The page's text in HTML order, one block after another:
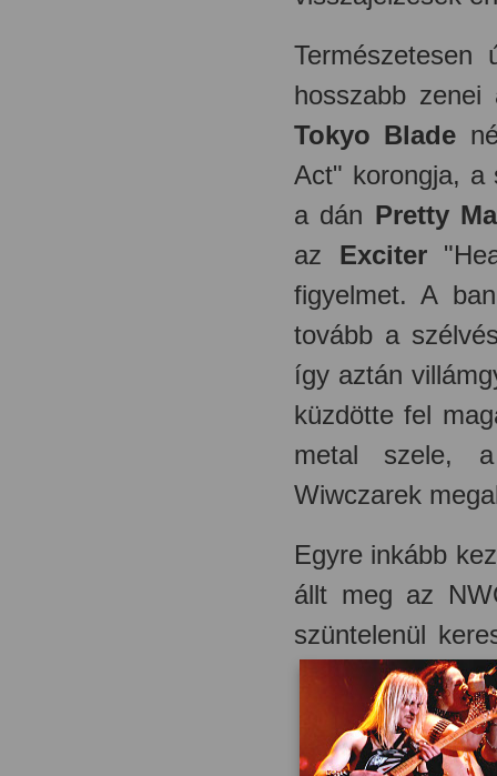
hosszabb
Tokyo Blade
Act" korongja,
a dán Pretty
az Exciter
figyelmet. A
tovább a
így aztán
küzdötte fel
metal szele, a
Wiwczarek
Egyre inkább
állt meg az
szüntelenül